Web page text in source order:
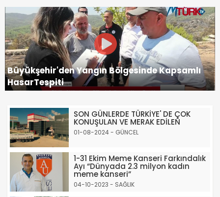
Büyükşehir'den Yangın Bölgesinde Kapsamlı
HasarTespiti
SON GÜNLERDE TÜRKİYE' DE ÇOK
KONUŞULAN VE MERAK EDİLEN
01-08-2024 - GÜNCEL
1-31 Ekim Meme Kanseri Farkındalık
Ayı “Dünyada 2.3 milyon kadın
meme kanseri”
04-10-2023 - SAĞLIK